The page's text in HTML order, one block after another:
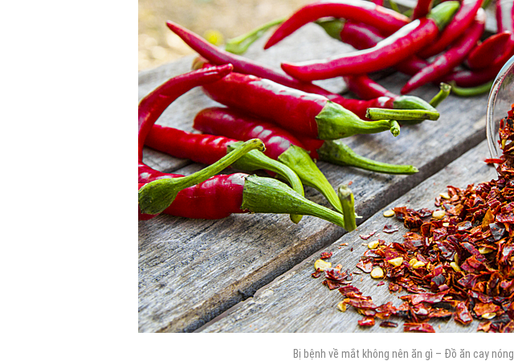
Bị bệnh về mắt không nên ăn gì – Đồ ăn cay nóng